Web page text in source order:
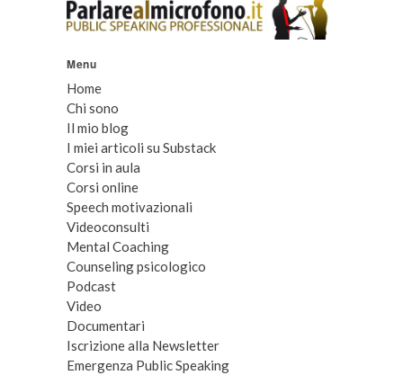
Menu
Home
Chi sono
Il mio blog
I miei articoli su Substack
Corsi in aula
Corsi online
Speech motivazionali
Videoconsulti
Mental Coaching
Counseling psicologico
Podcast
Video
Documentari
Iscrizione alla Newsletter
Emergenza Public Speaking